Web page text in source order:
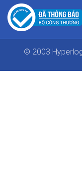
© 2003